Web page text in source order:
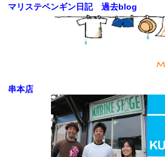
マリステペンギン日記 過去blog
串本店